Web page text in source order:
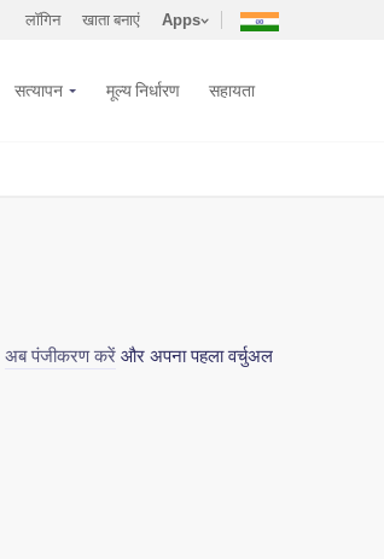
लॉगिन खाता बनाएं Apps
सत्यापन मूल्य निर्धारण सहायता
अब पंजीकरण करें और अपना पहला वर्चुअल